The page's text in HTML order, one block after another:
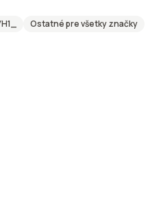
Ostatnépre všetky značky